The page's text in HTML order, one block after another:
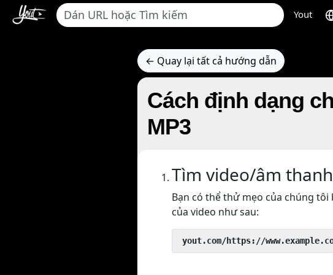
Yout
← Quay lại tất cả hướng dẫn
Cách định dạng
MP3
Tìm video/âm
Bạn có thể thử mẹo của chúng
của video như sau:
yout.com/https://